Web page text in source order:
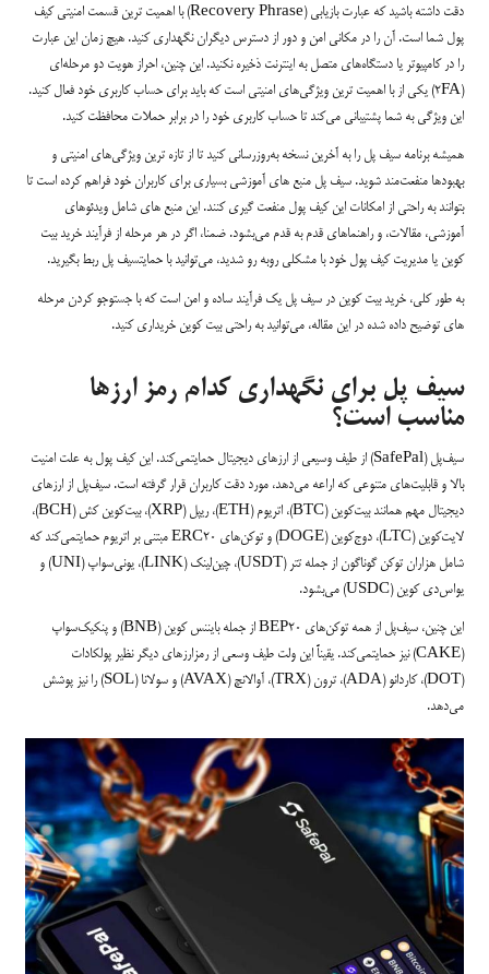
دقت داشته باشید که عبارت بازیابی (Recovery Phrase) با اهمیت ترین قسمت امنیتی کیف
پول شما است. آن را در مکانی امن و دور از دسترس دیگران نگهداری کنید. هیچ زمان این عبارت
را در کامپیوتر یا دستگاه‌های متصل به اینترنت ذخیره نکنید. این چنین، احراز هویت دو مرحله‌ای
(2FA) یکی از با اهمیت ترین ویژگی‌های امنیتی است که باید برای حساب کاربری خود فعال کنید.
این ویژگی به شما پشتیبانی می‌کند تا حساب کاربری خود را در برابر حملات محافظت کنید.
همیشه برنامه سیف پل را به آخرین نسخه به‌روزرسانی کنید تا از تازه ترین ویژگی‌های امنیتی و
بهبودها منفعت‌مند شوید. سیف پل منبع های آموزشی بسیاری برای کاربران خود فراهم کرده است تا
بتوانند به راحتی از امکانات این کیف پول منفعت گیری کنند. این منبع های شامل ویدئوهای
آموزشی، مقالات، و راهنماهای قدم به قدم می‌بشود. ضمنا، اگر در هر مرحله از فرآیند خرید بیت
کوین یا مدیریت کیف پول خود با مشکلی روبه رو شدید، می‌توانید با حمایتسیف پل ربط بگیرید.
به طور کلی، خرید بیت کوین در سیف پل یک فرآیند ساده و امن است که با جستوجو کردن مرحله
های توضیح داده شده در این مقاله، می‌توانید به راحتی بیت کوین خریداری کنید.
سیف پل برای نگهداری کدام رمز ارزها
مناسب است؟
سیف‌پل (SafePal) از طیف وسیعی از ارزهای دیجیتال حمایتمی‌کند. این کیف پول به علت امنیت
بالا و قابلیت‌های متنوعی که اراعه می‌دهد، مورد دقت کاربران قرار گرفته است. سیف‌پل از ارزهای
دیجیتال مهم همانند بیت‌کوین (BTC)، اتریوم (ETH)، ریپل (XRP)، بیت‌کوین کش (BCH)،
لایت‌کوین (LTC)، دوج‌کوین (DOGE) و توکن‌های ERC20 مبتنی بر اتریوم حمایتمی‌کند که
شامل هزاران توکن گوناگون از جمله تتر (USDT)، چین‌لینک (LINK)، یونی‌سواپ (UNI) و
یو‌اس‌دی کوین (USDC) می‌بشود.
این چنین، سیف‌پل از همه توکن‌های BEP20 از جمله بایننس کوین (BNB) و پنکیک‌سواپ
(CAKE) نیز حمایتمی‌کند. یقیناً این ولت طیف وسعی از رمزارزهای دیگر نظیر پولکادات
(DOT)، کاردانو (ADA)، ترون (TRX)، آوالانچ (AVAX) و سولانا (SOL) را نیز پوشش
می‌دهد.